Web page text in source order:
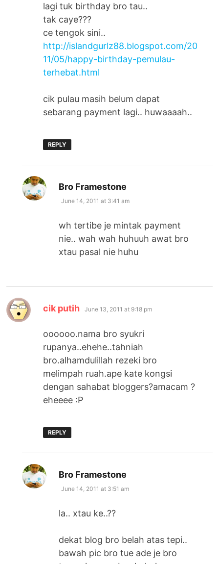
lagi tuk birthday bro tau..
tak caye???
ce tengok sini..
http://islandgurlz88.blogspot.com/20
11/05/happy-birthday-pemulau-
terhebat.html
cik pulau masih belum dapat
sebarang payment lagi.. huwaaaah..
REPLY
Bro Framestone
June 14, 2011 at 3:41 am
wh tertibe je mintak payment
nie.. wah wah huhuuh awat bro
xtau pasal nie huhu
cik putih says:
June 13, 2011 at 9:18 pm
oooooo.nama bro syukri
rupanya..ehehe..tahniah
bro.alhamdulillah rezeki bro
melimpah ruah.ape kate kongsi
dengan sahabat bloggers?amacam ?
eheeee :P
REPLY
Bro Framestone
June 14, 2011 at 3:51 am
la.. xtau ke..??
dekat blog bro belah atas tepi..
bawah pic bro tue ade je bro